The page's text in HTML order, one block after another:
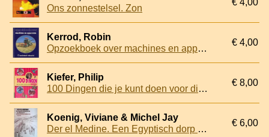
Ons zonnestelsel. Zon
€ 4,00
Kerrod, Robin
Opzoekboek over machines en apparaten
€ 4,00
Kiefer, Philip
100 Dingen die je kunt doen voor dieren
€ 8,00
Koenig, Viviane & Michel Jay
Der el Medine. Een Egyptisch dorp in de tijd van Ramses IV
€ 6,00